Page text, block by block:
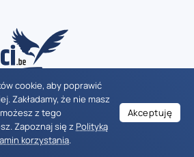
portal informacyjny stworzony
mieszkających w Belgii: informacje o
a także treści dotyczące życia
cookie, aby poprawić
Zakładamy, że nie masz
z tego
Zapoznaj się z Polityką
korzystania.
Akceptuję